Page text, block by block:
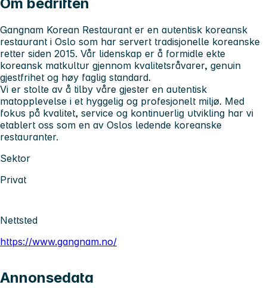
Om bedriften
Gangnam Korean Restaurant er en autentisk koreansk
restaurant i Oslo som har servert tradisjonelle koreanske
retter siden 2015. Vår lidenskap er å formidle ekte
koreansk matkultur gjennom kvalitetsråvarer, genuin
gjestfrihet og høy faglig standard.
Vi er stolte av å tilby våre gjester en autentisk
matopplevelse i et hyggelig og profesjonelt miljø. Med
fokus på kvalitet, service og kontinuerlig utvikling har vi
etablert oss som en av Oslos ledende koreanske
restauranter.
Sektor
Privat
Nettsted
https://www.gangnam.no/
Annonsedata